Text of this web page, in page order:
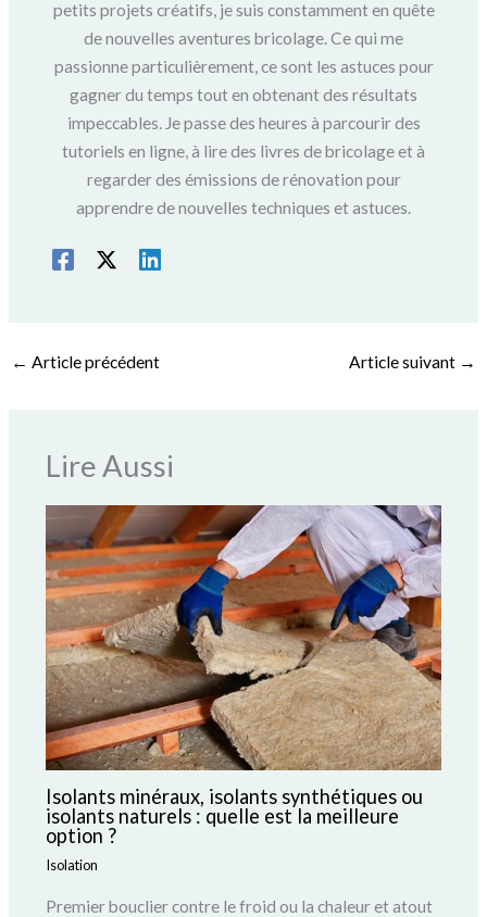
petits projets créatifs, je suis constamment en quête
de nouvelles aventures bricolage. Ce qui me
passionne particulièrement, ce sont les astuces pour
gagner du temps tout en obtenant des résultats
impeccables. Je passe des heures à parcourir des
tutoriels en ligne, à lire des livres de bricolage et à
regarder des émissions de rénovation pour
apprendre de nouvelles techniques et astuces.
← Article précédent Article suivant →
Lire Aussi
Isolants minéraux, isolants synthétiques ou
isolants naturels : quelle est la meilleure
option ?
Isolation
Premier bouclier contre le froid ou la chaleur et atout